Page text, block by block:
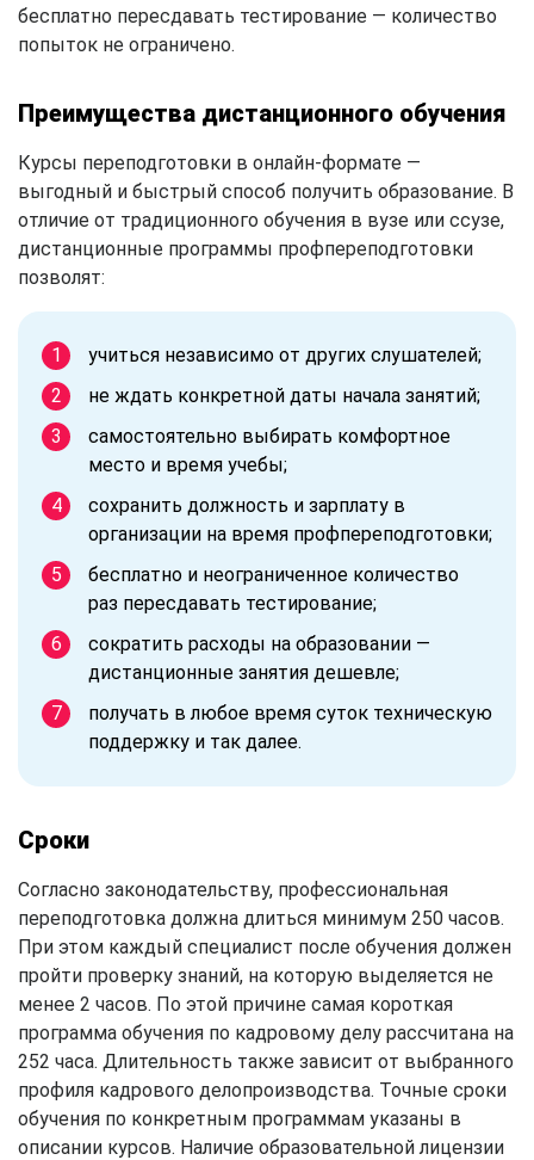
бесплатно пересдавать тестирование — количество
попыток не ограничено.
Преимущества дистанционного обучения
Курсы переподготовки в онлайн-формате —
выгодный и быстрый способ получить образование. В
отличие от традиционного обучения в вузе или ссузе,
дистанционные программы профпереподготовки
позволят:
учиться независимо от других слушателей;
не ждать конкретной даты начала занятий;
самостоятельно выбирать комфортное
место и время учебы;
сохранить должность и зарплату в
организации на время профпереподготовки;
бесплатно и неограниченное количество
раз пересдавать тестирование;
сократить расходы на образовании —
дистанционные занятия дешевле;
получать в любое время суток техническую
поддержку и так далее.
Сроки
Согласно законодательству, профессиональная
переподготовка должна длиться минимум 250 часов.
При этом каждый специалист после обучения должен
пройти проверку знаний, на которую выделяется не
менее 2 часов. По этой причине самая короткая
программа обучения по кадровому делу рассчитана на
252 часа. Длительность также зависит от выбранного
профиля кадрового делопроизводства. Точные сроки
обучения по конкретным программам указаны в
описании курсов. Наличие образовательной лицензии